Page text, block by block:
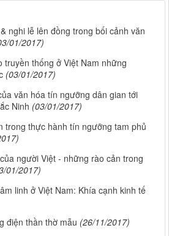
nghi lễ lên đồng trong bối cảnh văn
01/2017)
truyền thống ở Việt Nam những
(03/01/2017)
văn hóa tín ngưỡng dân gian tới
Ninh (03/01/2017)
trong thực hành tín ngưỡng tam phủ
người Việt - những rào cản trong
01/2017)
linh ở Việt Nam: Khía cạnh kinh tế
điện thần thờ mẫu (26/11/2017)